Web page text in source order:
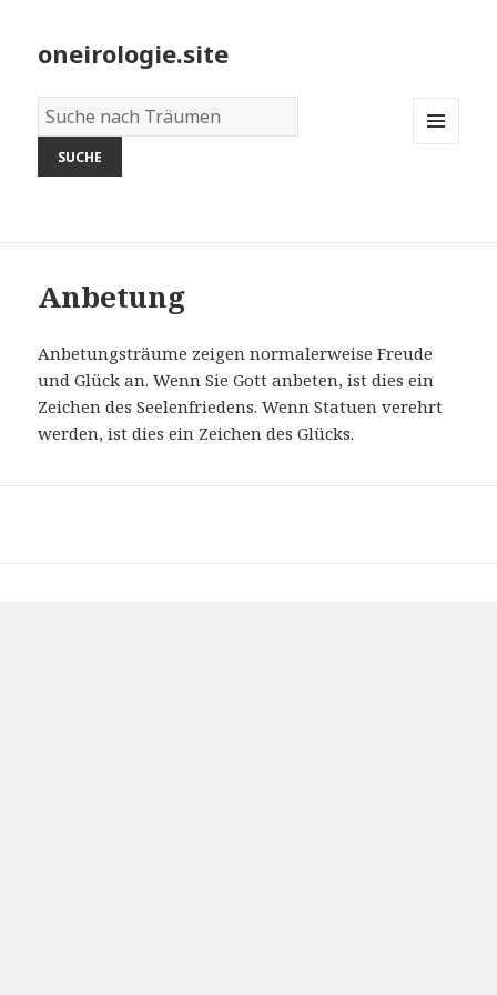
oneirologie.site
Wörterbuch
der
Träume:
Anbetung
Anbetungsträume zeigen normalerweise Freude
und Glück an. Wenn Sie Gott anbeten, ist dies ein
Zeichen des Seelenfriedens. Wenn Statuen verehrt
werden, ist dies ein Zeichen des Glücks.